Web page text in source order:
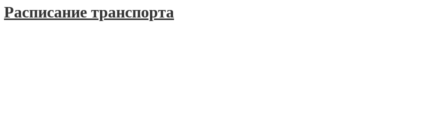
Расписание транспорта